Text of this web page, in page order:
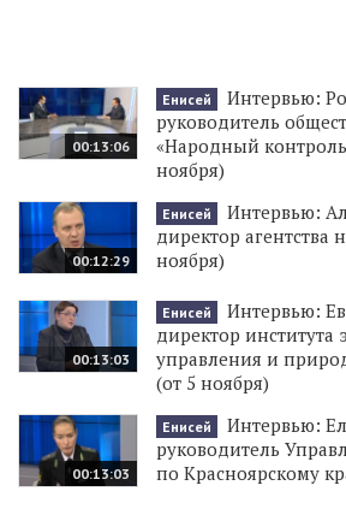
00:13:06
Енисей
Интервью:
руководитель
«Народный
ноября)
00:12:29
Енисей
Интервью:
директор агентства
ноября)
00:13:03
Енисей
Интервью:
директор института
управления и
(от 5 ноября)
00:13:03
Енисей
Интервью:
руководитель
по Красноярскому